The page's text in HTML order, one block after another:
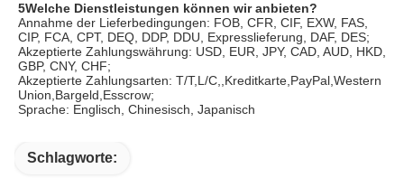
5Welche Dienstleistungen können wir anbieten?
Annahme der Lieferbedingungen: FOB, CFR, CIF, EXW, FAS,
CIP, FCA, CPT, DEQ, DDP, DDU, Expresslieferung, DAF, DES;
Akzeptierte Zahlungswährung: USD, EUR, JPY, CAD, AUD, HKD,
GBP, CNY, CHF;
Akzeptierte Zahlungsarten: T/T,L/C,,Kreditkarte,PayPal,Western
Union,Bargeld,Esscrow;
Sprache: Englisch, Chinesisch, Japanisch
Schlagworte: